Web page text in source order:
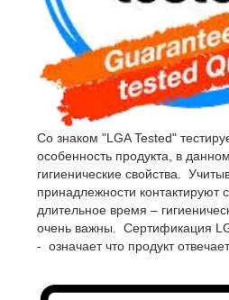
Со знаком "LGA Tested"
особенность продукта, в
гигиенические свойства.
принадлежности контактируют
длительное время –
очень важны. Сертификация
- означает что продукт
образуется плесени, грибков и